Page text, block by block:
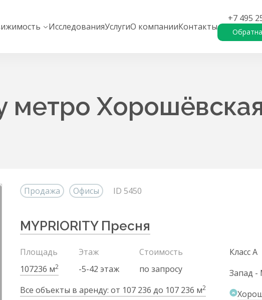
ИсследованияУслугиО компанииКонтакты
+7 495
метро
Продажа Офисы ID 5450
MYPRIORITY Пресня
Площадь Этаж
Стоимость
107236 м2 -5-42 этаж
по запросу
Все объекты в аренду: от 107 236 до 107 236 м2
Класс A
Запад -